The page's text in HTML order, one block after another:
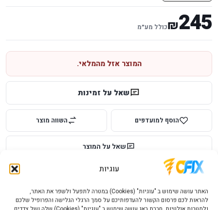
עוגיות
האתר עושה שימוש ב "עוגיות" (Cookies) במטרה לתפעל ולשפר את האתר,
להראות לכם פרסום הקשור להעדפותיכם על סמך הרגלי הגלישה והפרופיל שלכם
245
₪כולל מע״מ
המוצר אזל מהמלאי.
שאל על זמינות
הוסף למועדפים השווה מוצר
שאל על המוצר
עלות משלוח לכל ארץ
12 חודשי אחריות